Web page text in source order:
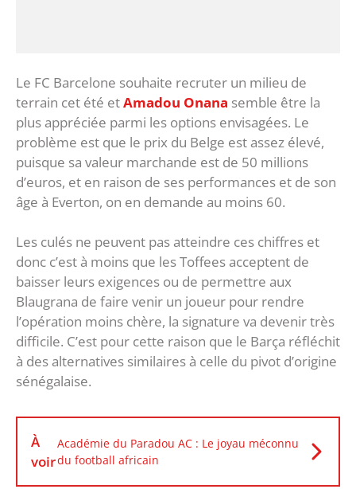
Le FC Barcelone souhaite recruter un milieu de
terrain cet été etAmadou Onana semble être la
plus appréciée parmi les options envisagées. Le
problème est que le prix du Belge est assez élevé,
puisque sa valeur marchande est de 50 millions
d’euros, et en raison de ses performances et de son
âge à Everton, on en demande au moins 60.
Les culés ne peuvent pas atteindre ces chiffres et
donc c’est à moins que les Toffees acceptent de
baisser leurs exigences ou de permettre aux
Blaugrana de faire venir un joueur pour rendre
l’opération moins chère, la signature va devenir très
difficile. C’est pour cette raison que le Barça réfléchit
à des alternatives similaires à celle du pivot d’origine
sénégalaise.
À
voir
Académie du Paradou AC : Le joyau méconnu
du football africain